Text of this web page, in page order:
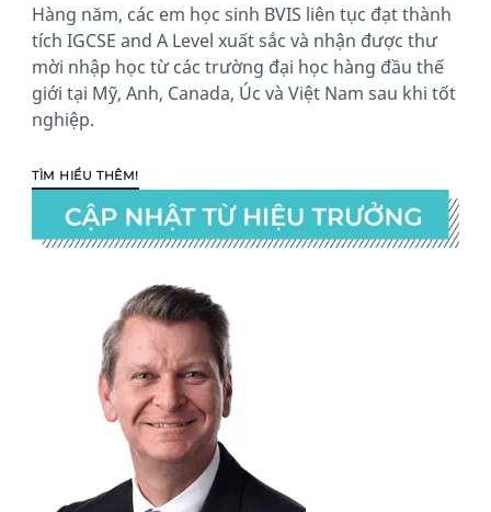
Hàng năm, các em học sinh BVIS liên tục đạt thành
tích IGCSE and A Level xuất sắc và nhận được thư
mời nhập học từ các trường đại học hàng đầu thế
giới tại Mỹ, Anh, Canada, Úc và Việt Nam sau khi tốt
nghiệp.
TÌM HIỂU THÊM!